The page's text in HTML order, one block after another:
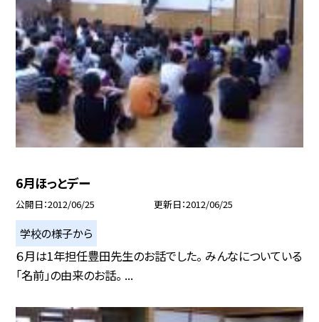
6月ほっとデー
公開日 2012/06/25 更新日 2012/06/25
学校の様子から
６月は1年担任豊田先生のお話でした。 みんなについている
「名前」の由来のお話。 ...